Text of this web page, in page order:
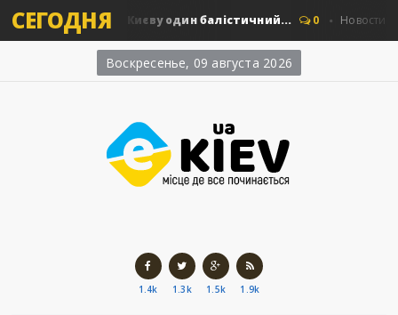
СЕГОДНЯ
коштує Києву один балістичний... 0 Новости Киева
Воскресенье, 09 августа 2026
1.4k 1.3k 1.5k 1.9k